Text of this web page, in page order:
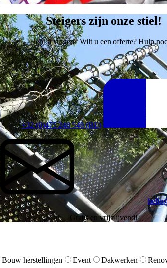
Steigers zijn onze stiel!
Hebt u vragen? Wilt u een offerte? Hulp
+32 (0)475 248 548 (BE)
Gratis en vrijblijvend!
Bouw herstellingen Event Dakwerken